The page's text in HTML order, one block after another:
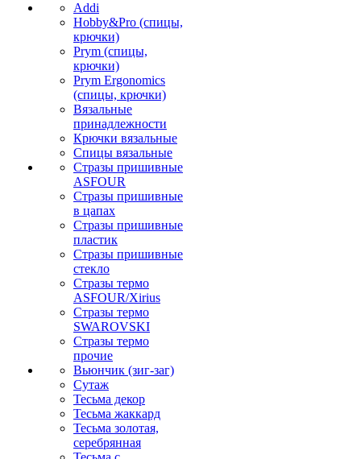
Addi
Hobby&Pro (спицы,
крючки)
Prym (спицы,
крючки)
Prym Ergonomics
(спицы, крючки)
Вязальные
принадлежности
Крючки вязальные
Спицы вязальные
Стразы пришивные
ASFOUR
Стразы пришивные
в цапах
Стразы пришивные
пластик
Стразы пришивные
стекло
Стразы термо
ASFOUR/Xirius
Стразы термо
SWAROVSKI
Стразы термо
прочие
Вьюнчик (зиг-заг)
Сутаж
Тесьма декор
Тесьма жаккард
Тесьма золотая,
серебрянная